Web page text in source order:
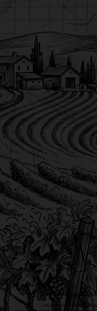
DEBES DE SER MAYOR DE EDAD PARA
Terminos y condiciones y aviso de
Todos los derechos reservados: Vinos y Licores Hoyos S.A.